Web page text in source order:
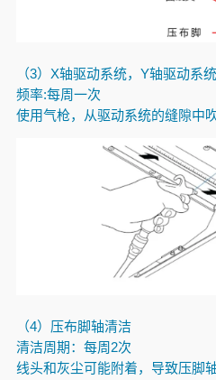
（3） X轴驱动系统，Y轴驱动系统
频率:每周一次
使用气枪，从驱动系统的缝隙中
（4）压布脚轴清洁
清洁周期：每周 2次
线头和灰尘可能附着，导致压脚